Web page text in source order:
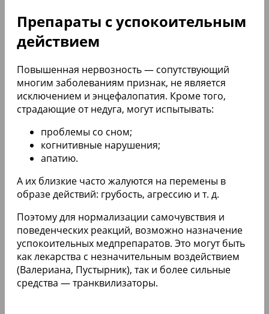
Препараты с успокоительным
действием
Повышенная нервозность — сопутствующий
многим заболеваниям признак, не является
исключением и энцефалопатия. Кроме того,
страдающие от недуга, могут испытывать:
проблемы со сном;
когнитивные нарушения;
апатию.
А их близкие часто жалуются на перемены в
образе действий: грубость, агрессию​ и т. д.
Поэтому для нормализации самочувствия и
поведенческих реакций, возможно назначение
успокоительных медпрепаратов. Это могут быть
как лекарства с незначительным воздействием
(Валериана, Пустырник), так и более сильные
средства — транквилизаторы.